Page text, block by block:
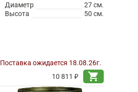
Диаметр
27 см.
Высота
50 см.
Поставка ожидается 18.08.26г.
10 811 ₽
shopping_cart